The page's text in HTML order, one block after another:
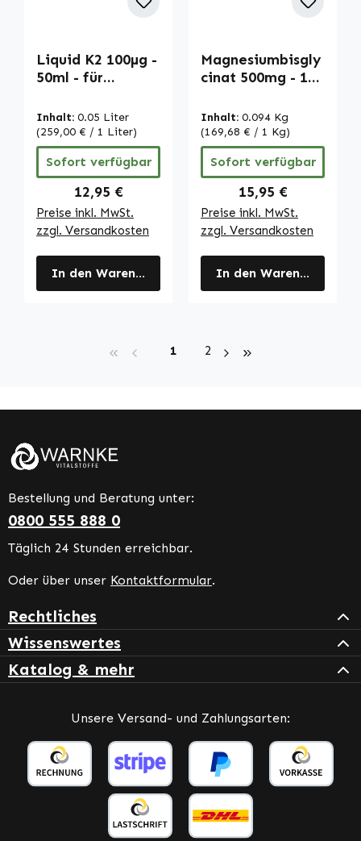
Liquid K2 100µg -
50ml - für
Knochen | Warnke
Vitalstoffe
Inhalt: 0.05 Liter
(259,00 € / 1 Liter)
Sofort verfügbar
Regulärer Preis:
12,95 €
Preise inkl. MwSt.
zzgl. Versandkosten
In den Warenkorb
Magnesiumbisgly
cinat 500mg - 120
Muskeln;
Knochen;
Elektrolytgleichg
ewicht uvm. -
vegan | Warnke
Vitalstoffe
Inhalt: 0.094 Kg
(169,68 € / 1 Kg)
Sofort verfügbar
Regulärer Preis:
15,95 €
Preise inkl. MwSt.
zzgl. Versandkosten
In den Warenkorb
Seite
1 Seite
2
Bestellung und Beratung unter:
0800 555 888 0
Täglich 24 Stunden erreichbar.
Oder über unser Kontaktformular.
Rechtliches
Wissenswertes
Katalog & mehr
Unsere Versand- und Zahlungsarten: